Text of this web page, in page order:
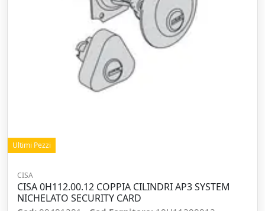
Ultimi Pezzi
CISA
CISA 0H112.00.12 COPPIA CILINDRI AP3 SYSTEM
NICHELATO SECURITY CARD